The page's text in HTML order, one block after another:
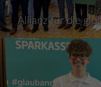
Allianz für die